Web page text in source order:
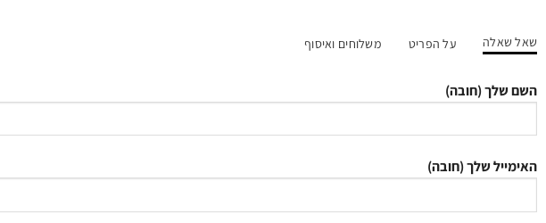
שאל שאלה על הפריט משלוחים ואיסוף
השם שלך (חובה)
האימייל שלך (חובה)